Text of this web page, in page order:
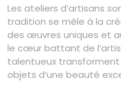
Les ateliers d’artisans
tradition se mêle à la
des œuvres uniques et
le cœur battant de
talentueux
objets d’une beauté